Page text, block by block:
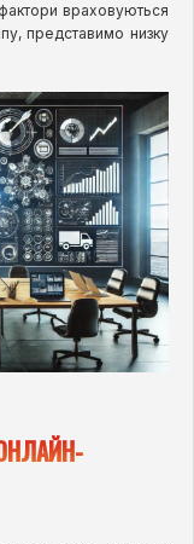
враховуються
представимо низку